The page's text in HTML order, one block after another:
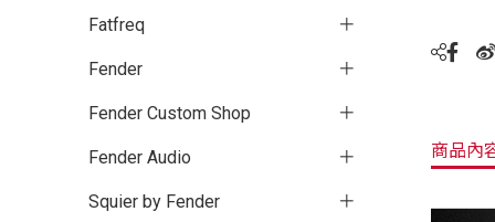
Fatfreq
Fender
Fender Custom Shop
Fender Audio
Squier by Fender
商品內